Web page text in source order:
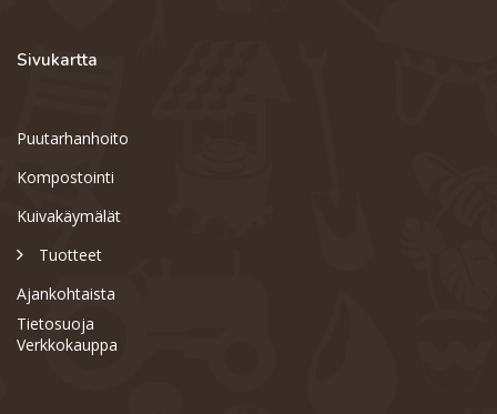
Sivukartta
Puutarhanhoito
Kompostointi
Kuivakäymälät
Tuotteet
Ajankohtaista
Tietosuoja
Verkkokauppa